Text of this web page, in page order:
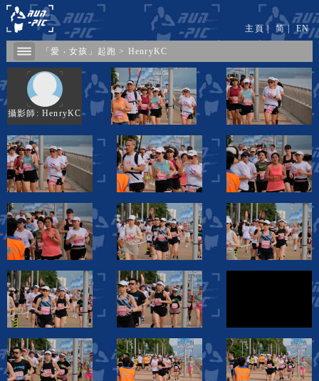
「愛 ‧ 女孩」起跑 > HenryKC
主頁 | 简| EN
攝影師: HenryKC